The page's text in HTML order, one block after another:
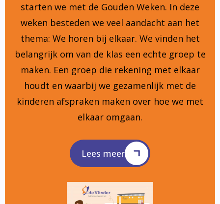
starten we met de Gouden Weken. In deze
weken besteden we veel aandacht aan het
thema: We horen bij elkaar. We vinden het
belangrijk om van de klas een echte groep te
maken. Een groep die rekening met elkaar
houdt en waarbij we gezamenlijk met de
kinderen afspraken maken over hoe we met
elkaar omgaan.
Lees meer